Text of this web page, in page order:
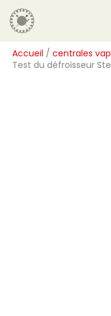
Aller
au
contenu
Accueil
centrales
Test du défroisseur
R
e
c
h